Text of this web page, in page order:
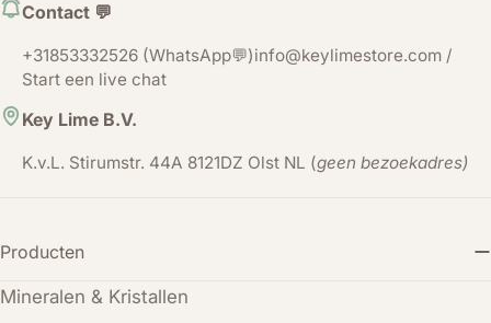
Contact 💬
+31853332526 (WhatsApp💬)info@keylimestore.com /
Start een live chat
Key Lime B.V.
K.v.L. Stirumstr. 44A 8121DZ Olst NL (geen bezoekadres)
Producten
Mineralen & Kristallen